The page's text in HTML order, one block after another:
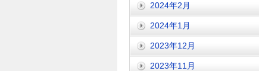
2024年2月
2024年1月
2023年12月
2023年11月